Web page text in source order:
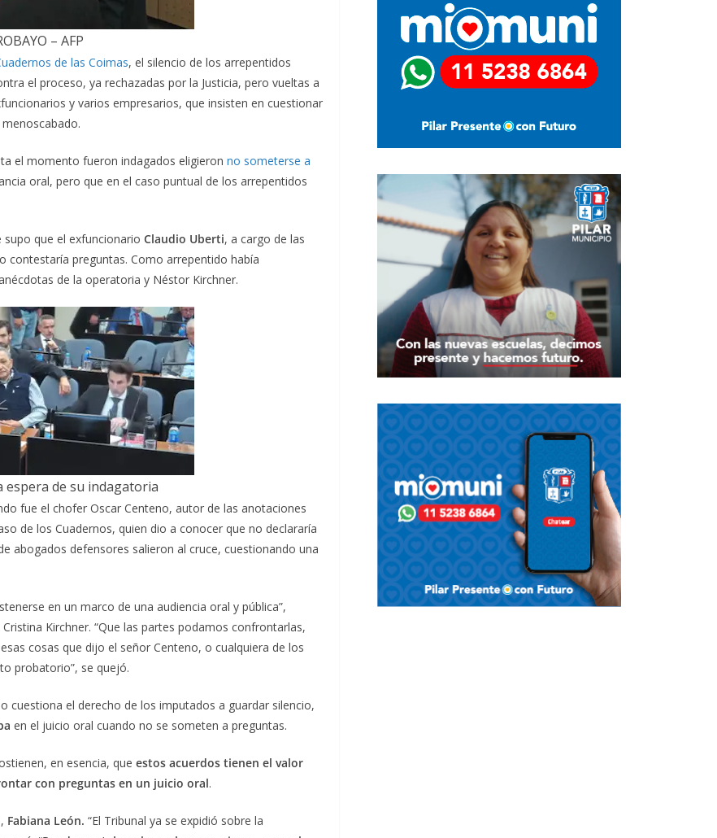
– AFP
de las Coimas, el silencio de los arrepentidos
el proceso, ya rechazadas por la Justicia, pero vueltas a
y varios empresarios, que insisten en cuestionar
el momento fueron indagados eligieron no someterse a
oral, pero que en el caso puntual de los arrepentidos
que el exfuncionario Claudio Uberti, a cargo de las
contestaría preguntas. Como arrepentido había
de la operatoria y Néstor Kirchner.
espera de su indagatoria
fue el chofer Oscar Centeno, autor de las anotaciones
de los Cuadernos, quien dio a conocer que no declararía
abogados defensores salieron al cruce, cuestionando una
en un marco de una audiencia oral y pública”,
Kirchner. “Que las partes podamos confrontarlas,
cosas que dijo el señor Centeno, o cualquiera de los
probatorio”, se quejó.
cuestiona el derecho de los imputados a guardar silencio,
en el juicio oral cuando no se someten a preguntas.
en esencia, que estos acuerdos tienen el valor
con preguntas en un juicio oral.
Fabiana León. “El Tribunal ya se expidió sobre la